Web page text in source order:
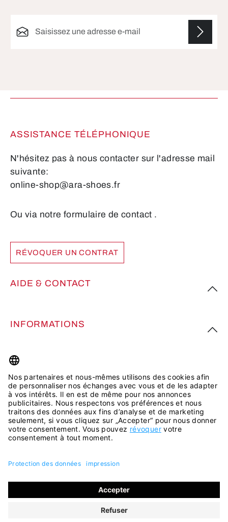
ASSISTANCE TÉLÉPHONIQUE
N'hésitez pas à nous contacter sur l'adresse mail
suivante:
online-shop@ara-shoes.fr
Ou via notre formulaire de contact .
RÉVOQUER UN CONTRAT
AIDE & CONTACT
INFORMATIONS
PLUS D’INSPIRATION
Tous les prix incluent la TVA plus les
éventuels frais de livraison, sauf indication contraire.